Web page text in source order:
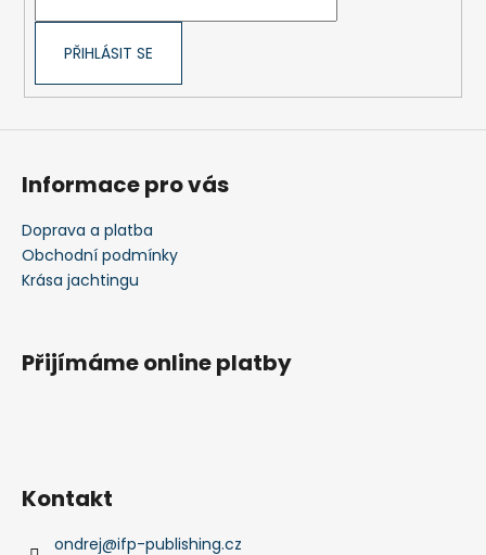
PŘIHLÁSIT SE
Informace pro vás
Doprava a platba
Obchodní podmínky
Krása jachtingu
Přijímáme online platby
Kontakt
ondrej@ifp-publishing.cz